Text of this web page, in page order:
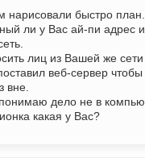
нарисовали быстро план.
ли у Вас ай-пи адрес
лиц из Вашей же
веб-сервер
вне.
дело не в
какая у Вас?